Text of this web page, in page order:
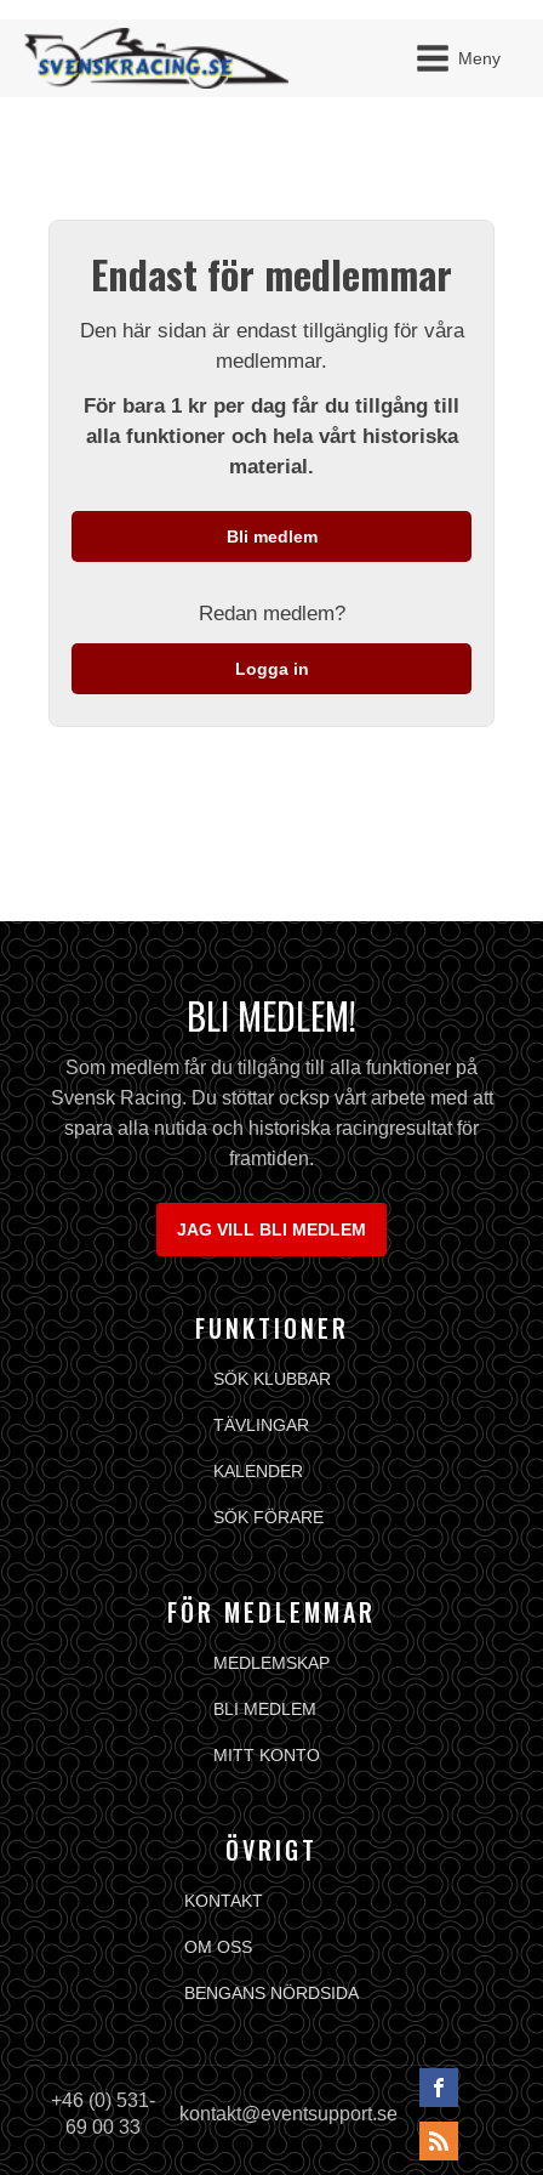
Meny
Endast för medlemmar
Den här sidan är endast tillgänglig för våra
medlemmar.
För bara 1 kr per dag får du tillgång till
alla funktioner och hela vårt historiska
material.
Bli medlem
Redan medlem?
Logga in
BLI MEDLEM!
Som medlem får du tillgång till alla funktioner på
Svensk Racing. Du stöttar ocksp vårt arbete med att
spara alla nutida och historiska racingresultat för
framtiden.
JAG VILL BLI MEDLEM
FUNKTIONER
SÖK KLUBBAR
TÄVLINGAR
KALENDER
SÖK FÖRARE
FÖR MEDLEMMAR
MEDLEMSKAP
BLI MEDLEM
MITT KONTO
ÖVRIGT
KONTAKT
OM OSS
BENGANS NÖRDSIDA
+46 (0) 531-
69 00 33
kontakt@eventsupport.se